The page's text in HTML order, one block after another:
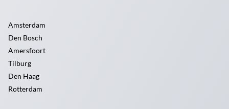
Amsterdam
Den Bosch
Amersfoort
Tilburg
Den Haag
Rotterdam